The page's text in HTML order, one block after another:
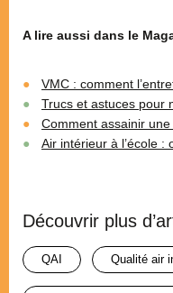
A lire aussi dans le
VMC : comment
Trucs et astuces pour
Comment assainir
Air intérieur à l’école :
Découvrir plus
QAI qualité air